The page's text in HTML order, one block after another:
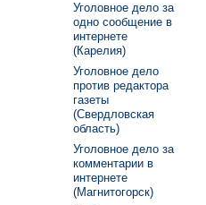
Уголовное дело за
одно сообщение в
интернете
(Карелия)
Уголовное дело
против редактора
газеты
(Свердловская
область)
Уголовное дело за
комментарии в
интернете
(Магнитогорск)